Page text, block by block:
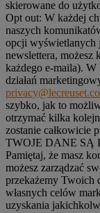
skierowane do
Opt out: W każdej
naszych
opcji wyświetlanych
newslettera,
każdego e-maila). W
działań
szybko, jak to
otrzymać kilka
zostanie całkowicie
TWOJE DANE SĄ
Pamiętaj, że masz
możesz zarządzać
przekażemy Twoich
własnych celów
uzyskania